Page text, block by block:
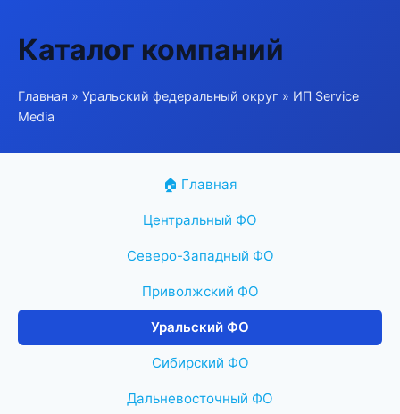
Каталог компаний
Главная » Уральский федеральный округ » ИП Service
Media
🏠 Главная
Центральный ФО
Северо-Западный ФО
Приволжский ФО
Уральский ФО
Сибирский ФО
Дальневосточный ФО